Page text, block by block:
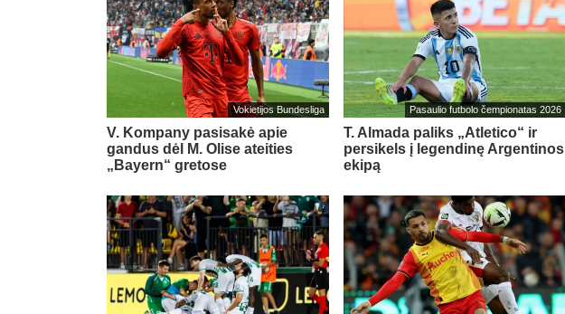
Vokietijos Bundesliga
V. Kompany pasisakė apie
gandus dėl M. Olise ateities
„Bayern“ gretose
Pasaulio futbolo čempionatas 2026
T. Almada paliks „Atletico“ ir
persikels į legendinę Argentinos
ekipą